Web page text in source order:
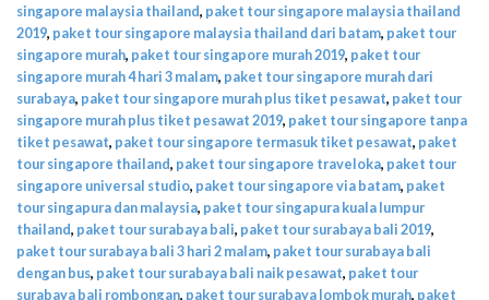
singapore malaysia thailand, paket tour singapore malaysia thailand
2019, paket tour singapore malaysia thailand dari batam, paket tour
singapore murah, paket tour singapore murah 2019, paket tour
singapore murah 4 hari 3 malam, paket tour singapore murah dari
surabaya, paket tour singapore murah plus tiket pesawat, paket tour
singapore murah plus tiket pesawat 2019, paket tour singapore tanpa
tiket pesawat, paket tour singapore termasuk tiket pesawat, paket
tour singapore thailand, paket tour singapore traveloka, paket tour
singapore universal studio, paket tour singapore via batam, paket
tour singapura dan malaysia, paket tour singapura kuala lumpur
thailand, paket tour surabaya bali, paket tour surabaya bali 2019,
paket tour surabaya bali 3 hari 2 malam, paket tour surabaya bali
dengan bus, paket tour surabaya bali naik pesawat, paket tour
surabaya bali rombongan, paket tour surabaya lombok murah, paket